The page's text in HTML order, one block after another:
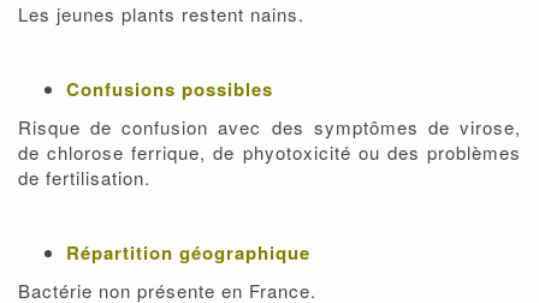
Les jeunes plants restent nains.
Confusions possibles
Risque de confusion avec des symptômes de virose,
de chlorose ferrique, de phyotoxicité ou des problèmes
de fertilisation.
Répartition géographique
Bactérie non présente en France.